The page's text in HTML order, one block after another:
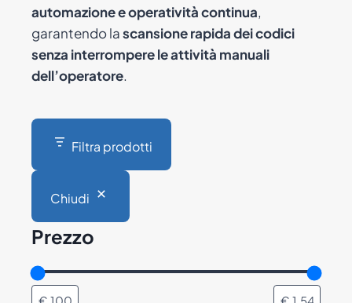
automazione e operatività continua,
garantendo lascansione rapida dei codici
senza interrompere le attività manuali
dell’operatore.
Filtra prodotti
Chiudi
Prezzo